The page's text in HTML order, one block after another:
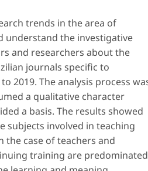
trends in the area of
understand the investigative
and researchers about the
journals specific to
2019. The analysis process
a qualitative character
a basis. The results showed
subjects involved in teaching
the case of teachers and
training are